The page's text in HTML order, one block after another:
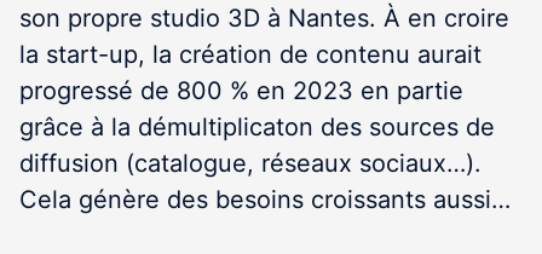
son propre studio 3D à Nantes. À en croire
la start-up, la création de contenu aurait
progressé de 800 % en 2023 en partie
grâce à la démultiplicaton des sources de
diffusion (catalogue, réseaux sociaux…).
Cela génère des besoins croissants aussi…